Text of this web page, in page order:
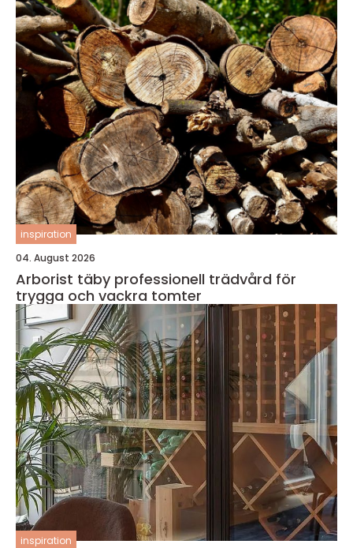
inspiration
04. August 2026
Arborist täby professionell trädvård för
trygga och vackra tomter
inspiration